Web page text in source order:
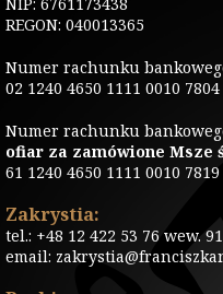
REGON: 040013365
Numer rachunku
02 1240 4650 1111 0010
Numer rachunku
ofiar za zamówione Msze
61 1240 4650 1111 0010
Zakrystia:
tel.: +48 12 422 53 76 wew. 91
email: